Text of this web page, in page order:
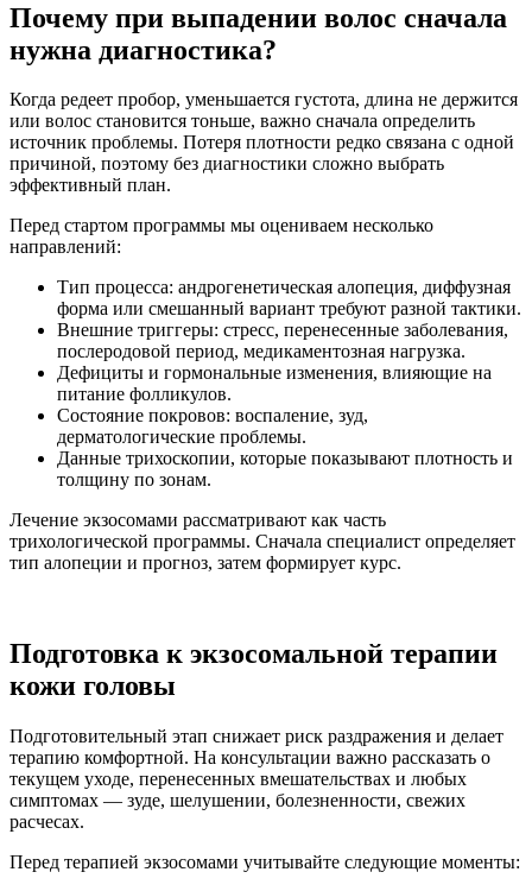
Почему при выпадении волос сначала
нужна диагностика?
Когда редеет пробор, уменьшается густота, длина не держится
или волос становится тоньше, важно сначала определить
источник проблемы. Потеря плотности редко связана с одной
причиной, поэтому без диагностики сложно выбрать
эффективный план.
Перед стартом программы мы оцениваем несколько
направлений:
Тип процесса: андрогенетическая алопеция, диффузная
форма или смешанный вариант требуют разной тактики.
Внешние триггеры: стресс, перенесенные заболевания,
послеродовой период, медикаментозная нагрузка.
Дефициты и гормональные изменения, влияющие на
питание фолликулов.
Состояние покровов: воспаление, зуд,
дерматологические проблемы.
Данные трихоскопии, которые показывают плотность и
толщину по зонам.
Лечение экзосомами рассматривают как часть
трихологической программы. Сначала специалист определяет
тип алопеции и прогноз, затем формирует курс.
Подготовка к экзосомальной терапии
кожи головы
Подготовительный этап снижает риск раздражения и делает
терапию комфортной. На консультации важно рассказать о
текущем уходе, перенесенных вмешательствах и любых
симптомах — зуде, шелушении, болезненности, свежих
расчесах.
Перед терапией экзосомами учитывайте следующие моменты: